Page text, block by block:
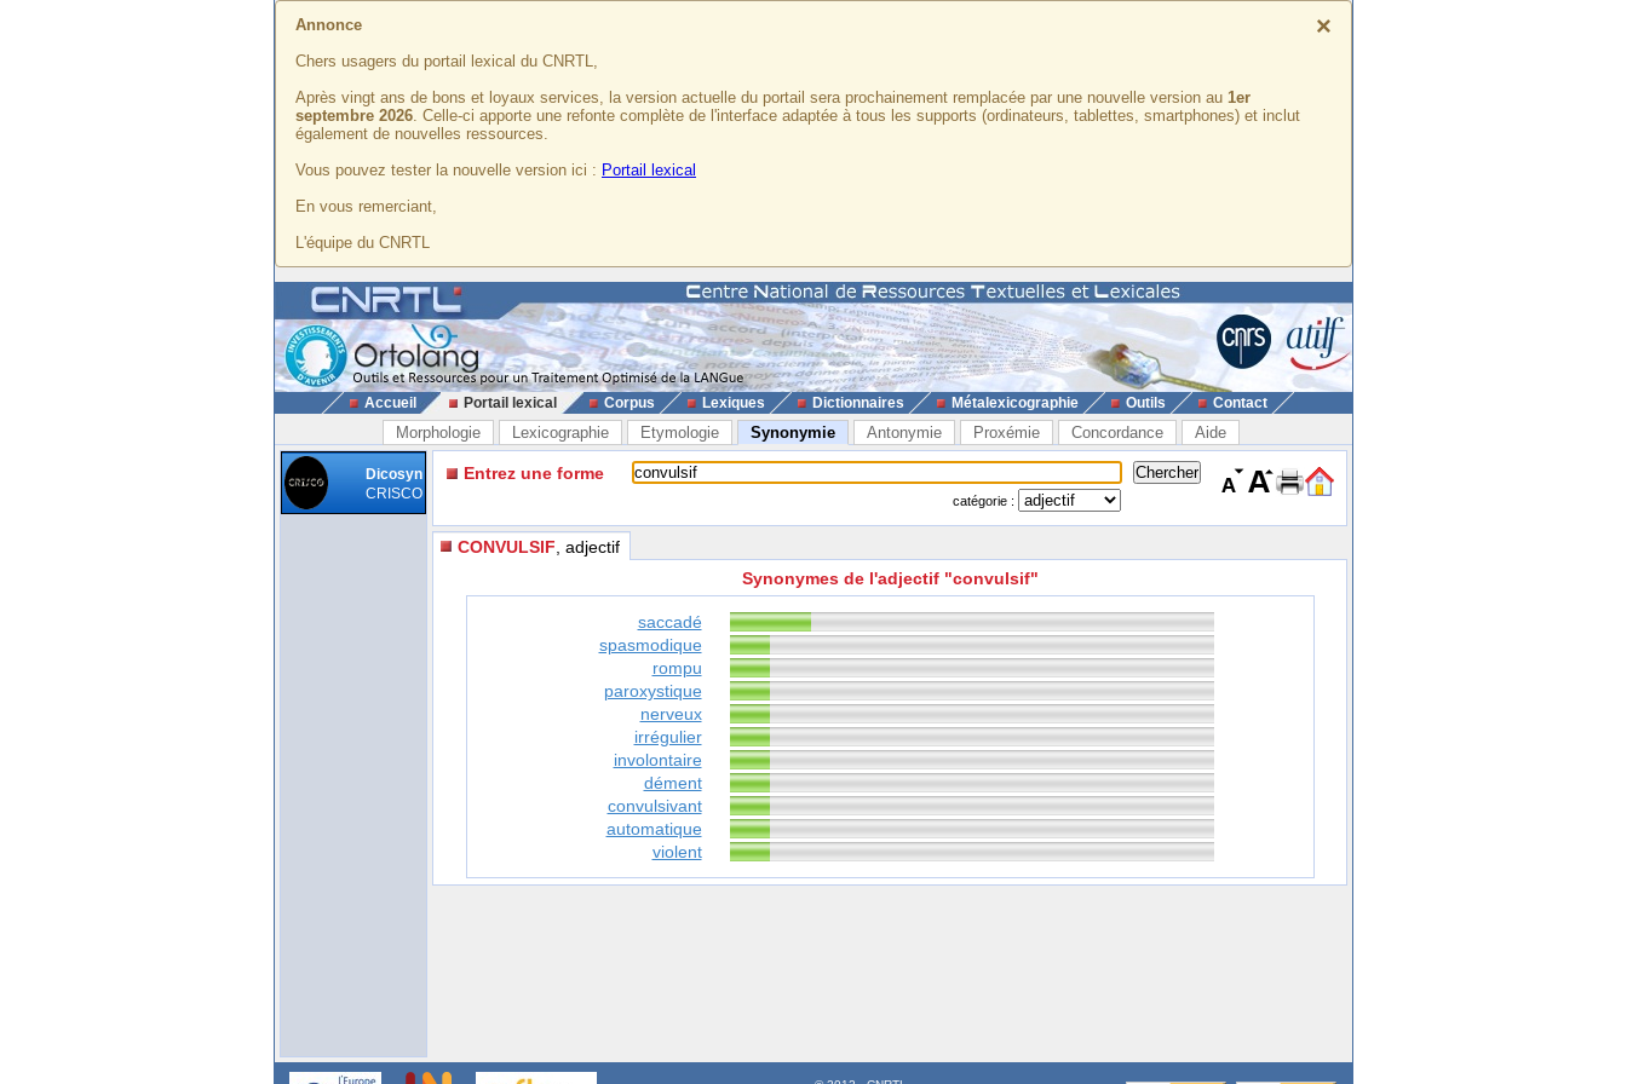
×
Annonce
Chers usagers du portail lexical du CNRTL,
Après vingt ans de bons et loyaux services, la version actuelle du portail sera prochainement remplacée par une nouvelle version au 1er
septembre 2026. Celle-ci apporte une refonte complète de l'interface adaptée à tous les supports (ordinateurs, tablettes, smartphones) et inclut
également de nouvelles ressources.
Vous pouvez tester la nouvelle version ici : Portail lexical
En vous remerciant,
L'équipe du CNRTL
Accueil Portail lexical Corpus Lexiques Dictionnaires Métalexicographie Outils Contact
Morphologie Lexicographie Etymologie Synonymie Antonymie Proxémie Concordance Aide
Dicosyn
CRISCO
Entrez une forme
catégorie :
CONVULSIF , adjectif
Synonymes de l'adjectif "convulsif"
saccadé
spasmodique
rompu
paroxystique
nerveux
irrégulier
involontaire
dément
convulsivant
automatique
violent